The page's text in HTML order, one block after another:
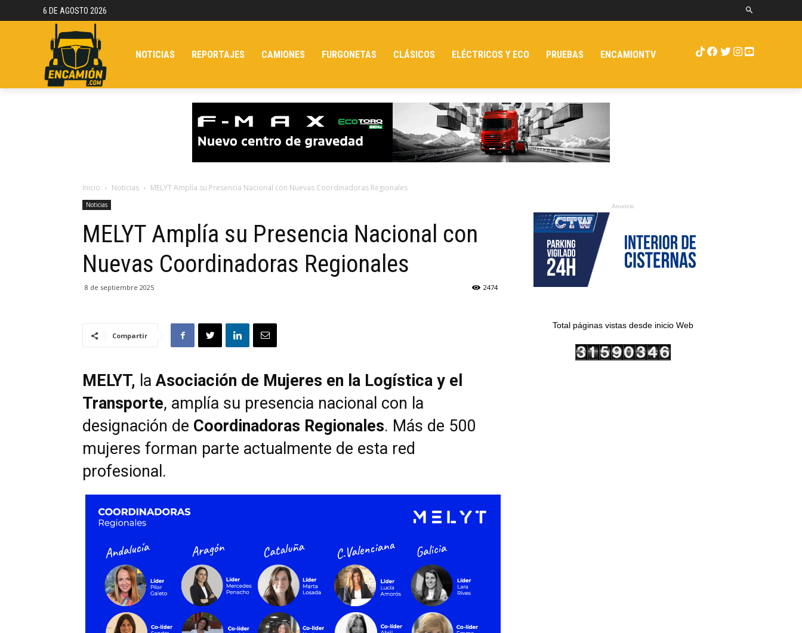
6 DE AGOSTO 2026
NOTICIAS REPORTAJES CAMIONES FURGONETAS CLÁSICOS ELÉCTRICOS Y ECO PRUEBAS ENCAMIONTV
Inicio Noticias MELYT Amplía su Presencia Nacional con Nuevas Coordinadoras Regionales
Noticias
MELYT Amplía su Presencia Nacional con
Nuevas Coordinadoras Regionales
8 de septiembre 2025 2474
Compartir
MELYT, laAsociación de Mujeres en la Logística y el
Transporte, amplía su presencia nacional con la
designación de Coordinadoras Regionales. Más de 500
mujeres forman parte actualmente de esta red
profesional.
Anuncio
Total páginas vistas desde inicio Web